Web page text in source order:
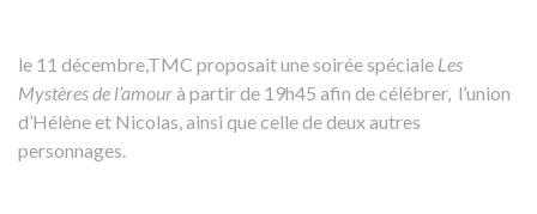
le 11 décembre,TMC proposait une soirée spéciale Les
Mystères de l’amourà partir de 19h45 afin de célébrer, l’union
d’Hélène et Nicolas, ainsi que celle de deux autres
personnages.